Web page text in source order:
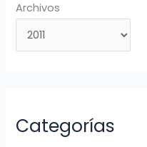
Archivos
Categorías